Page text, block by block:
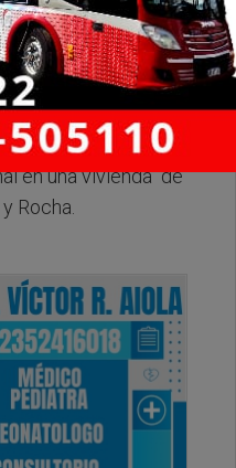
Hs.
rato se solicitó la
en una vivienda de
Rocha.